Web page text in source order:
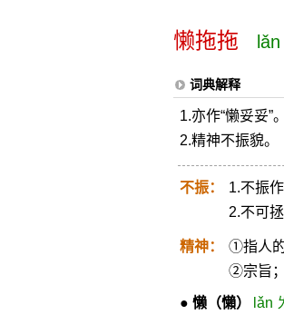
懒拖拖
词典解释
1.亦作“懒妥妥”。
2.精神不振貌。
不振：
1.不振
2.不可拯
精神：
①指人的
②宗旨；
● 懒（懶）
lǎn